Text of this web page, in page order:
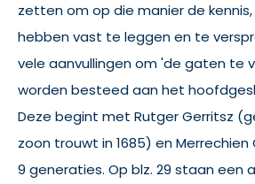
zetten om op die manier de
hebben vast te leggen en te
vele aanvullingen om 'de gaten te
worden besteed aan het
Deze begint met Rutger Gerritsz
zoon trouwt in 1685) en Merrechien
9 generaties. Op blz. 29 staan een